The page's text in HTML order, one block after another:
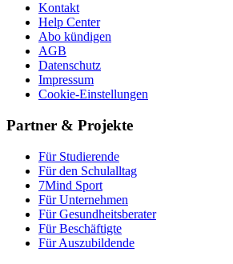
Kontakt
Help Center
Abo kündigen
AGB
Datenschutz
Impressum
Cookie-Einstellungen
Partner & Projekte
Für Stu­die­rende
Für den Schulalltag
7Mind Sport
Für Unter­neh­men
Für Gesund­heits­be­ra­ter
Für Beschäftigte
Für Auszubildende